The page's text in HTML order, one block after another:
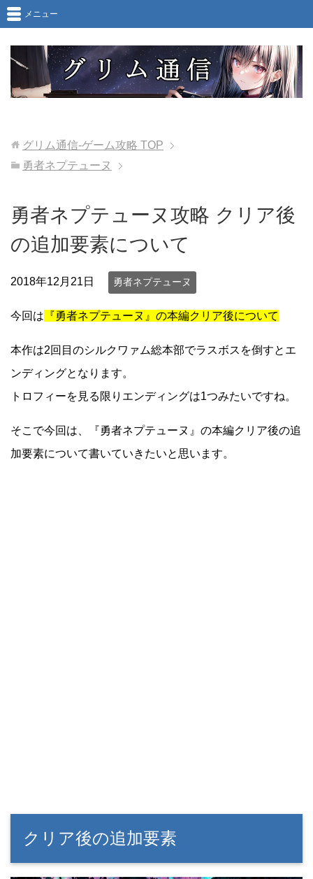
メニュー
グリム通信-ゲーム攻略 TOP
勇者ネプテューヌ
勇者ネプテューヌ攻略 クリア後
の追加要素について
2018年12月21日 勇者ネプテューヌ
今回は 『勇者ネプテューヌ』の本編クリア後について
本作は2回目のシルクワァム総本部でラスボスを倒すとエ
ンディングとなります。
トロフィーを見る限りエンディングは1つみたいですね。
そこで今回は、『勇者ネプテューヌ』の本編クリア後の追
加要素について書いていきたいと思います。
クリア後の追加要素